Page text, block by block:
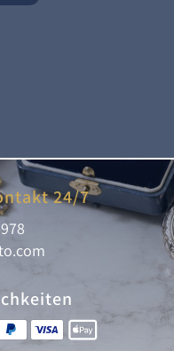
24/7